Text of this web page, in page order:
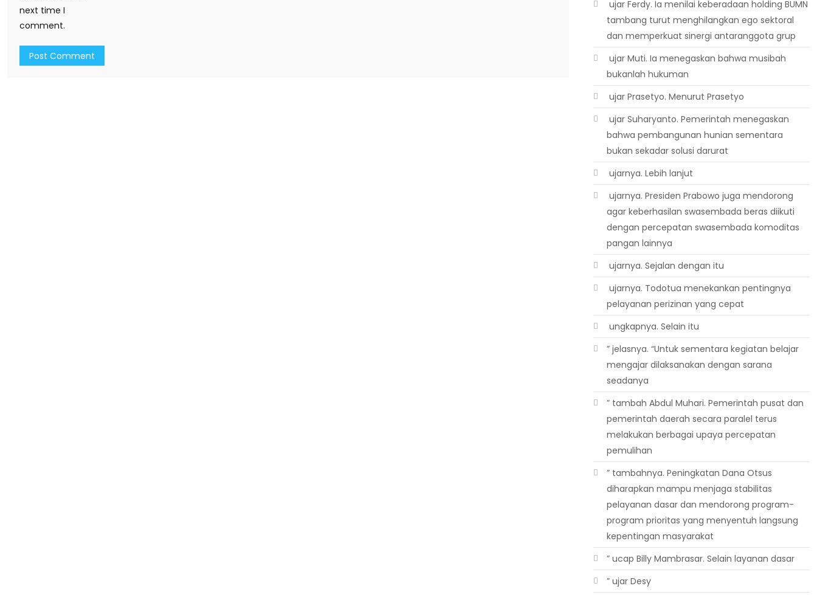
next time I
comment.
 ujar Ferdy. Ia menilai keberadaan holding BUMN
tambang turut menghilangkan ego sektoral
dan memperkuat sinergi antaranggota grup
 ujar Muti. Ia menegaskan bahwa musibah
bukanlah hukuman
 ujar Prasetyo. Menurut Prasetyo
 ujar Suharyanto. Pemerintah menegaskan
bahwa pembangunan hunian sementara
bukan sekadar solusi darurat
 ujarnya. Lebih lanjut
 ujarnya. Presiden Prabowo juga mendorong
agar keberhasilan swasembada beras diikuti
dengan percepatan swasembada komoditas
pangan lainnya
 ujarnya. Sejalan dengan itu
 ujarnya. Todotua menekankan pentingnya
pelayanan perizinan yang cepat
 ungkapnya. Selain itu
” jelasnya. “Untuk sementara kegiatan belajar
mengajar dilaksanakan dengan sarana
seadanya
” tambah Abdul Muhari. Pemerintah pusat dan
pemerintah daerah secara paralel terus
melakukan berbagai upaya percepatan
pemulihan
” tambahnya. Peningkatan Dana Otsus
diharapkan mampu menjaga stabilitas
pelayanan dasar dan mendorong program-
program prioritas yang menyentuh langsung
kepentingan masyarakat
” ucap Billy Mambrasar. Selain layanan dasar
” ujar Desy